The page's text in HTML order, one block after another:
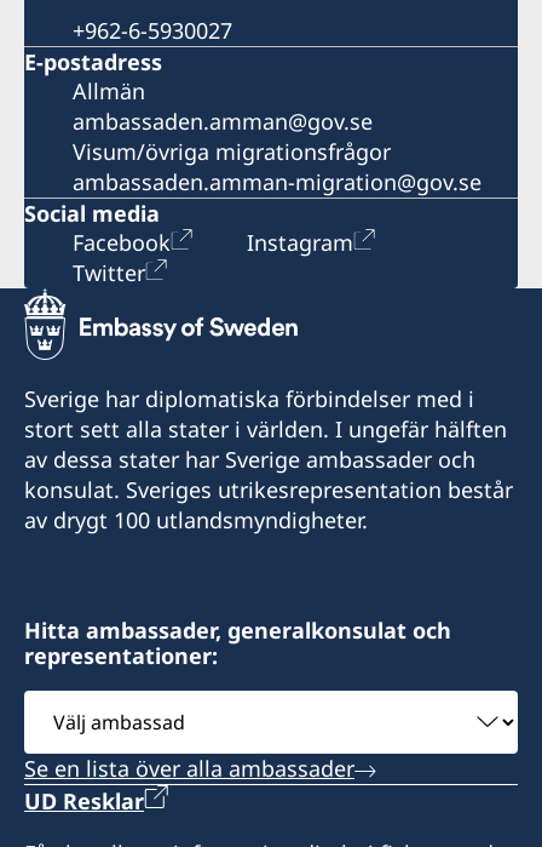
+962-6-5930027
E-postadress
Allmän
ambassaden.amman@gov.se
Visum/övriga migrationsfrågor
ambassaden.amman-migration@gov.se
Social media
Facebook
Instagram
Twitter
Sverige har diplomatiska förbindelser med i
stort sett alla stater i världen. I ungefär hälften
av dessa stater har Sverige ambassader och
konsulat. Sveriges utrikesrepresentation består
av drygt 100 utlandsmyndigheter.
Hitta ambassader, generalkonsulat och
representationer:
Välj
ambassad
Se en lista över alla ambassader
UD Resklar